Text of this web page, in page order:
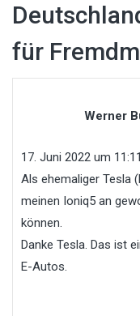
für
Werner
17. Juni 2022 um
Als ehemaliger Tesla
meinen Ioniq5 an
können.
Danke Tesla. Das ist
E-Autos.